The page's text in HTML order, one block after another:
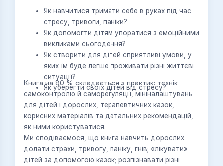
Як навчитися тримати себе в руках під час
стресу, тривоги, паніки?
Як допомогти дітям упоратися з емоційними
викликами сьогодення?
Як створити для дітей сприятливі умови, у
яких їм буде легше проживати різні життєві
ситуації?
Як уберегти своїх дітей від стресу?
Книга на 80 % складається з практик: технік
самоконтролю й саморегуляції, мініналаштувань
для дітей і дорослих, терапевтичних казок,
корисних матеріалів та детальних рекомендацій,
як ними користуватися.
Ми сподіваємося, що книга навчить дорослих
долати страхи, тривогу, паніку, гнів; «лікувати»
дітей за допомогою казок; розпізнавати різні